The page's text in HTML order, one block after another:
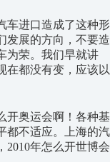
车进口造成了这种形
发展的方向，不要造
为荣。我们早就讲
在都没有变，应该以
开奥运会啊！各种基
都不适应。上海的汽
2010年怎么开世博会